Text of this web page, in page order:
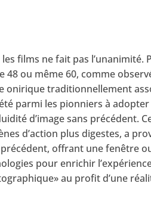
films ne fait pas l’unanimité.
48 ou même 60, comme
onirique traditionnellement
parmi les pionniers à
d’image sans précédent.
d’action plus digestes, a
offrant une fenêtre
pour enrichir
au profit d’une